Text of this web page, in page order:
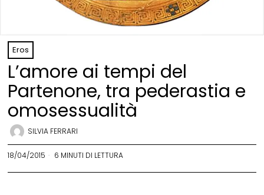
Eros
L’amore ai tempi del
Partenone, tra pederastia e
omosessualità
SILVIA FERRARI
18/04/2015 6 MINUTI DI LETTURA